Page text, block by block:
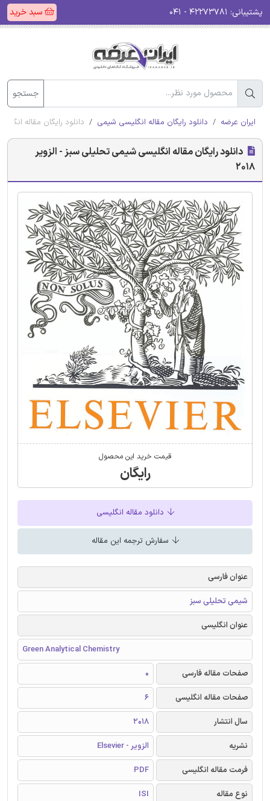
پشتیبانی: سبد خرید
جستجو
ایران عرضه دانلود رایگان مقاله انگلیسی شیمی دانلود رایگان مقاله
دانلود رایگان مقاله انگلیسی شیمی تحلیلی سبز - الزویر
2018
قیمت خرید این محصول
رایگان
دانلود مقاله انگلیسی
سفارش ترجمه این مقاله
عنوان فارسی
شیمی تحلیلی سبز
عنوان انگلیسی
Green Analytical Chemistry
صفحات مقاله فارسی
0
صفحات مقاله انگلیسی
6
سال انتشار
2018
نشریه
الزویر - Elsevier
فرمت مقاله انگلیسی
PDF
نوع مقاله
ISI